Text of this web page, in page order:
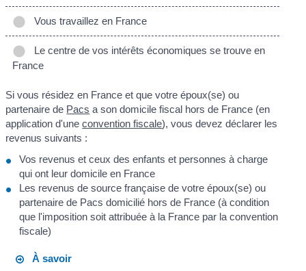
Vous travaillez en France
Le centre de vos intérêts économiques se trouve en
France
Si vous résidez en France et que votre époux(se) ou
partenaire de Pacs a son domicile fiscal hors de France (en
application d'uneconvention fiscale), vous devez déclarer les
revenus suivants :
Vos revenus et ceux des enfants et personnes à charge
qui ont leur domicile en France
Les revenus de source française de votre époux(se) ou
partenaire de Pacs domicilié hors de France (à condition
que l'imposition soit attribuée à la France par la convention
fiscale)
À savoir